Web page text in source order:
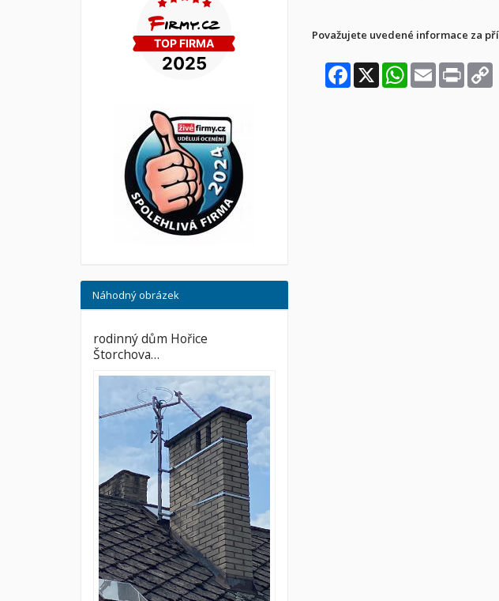
Považujete uvedené informace za
Facebook
X WhatsApp
Email Print
Náhodný obrázek
rodinný dům Hořice
Štorchova…